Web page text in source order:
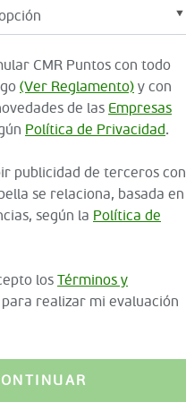
CMR Puntos con todo
(Ver Reglamento) y con
de las Empresas
Política de Privacidad.
publicidad de terceros con
se relaciona, basada en
según la Política de
los Términos y
para realizar mi evaluación